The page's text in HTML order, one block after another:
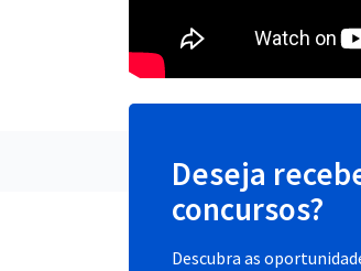
Deseja
concursos?
Descubra as